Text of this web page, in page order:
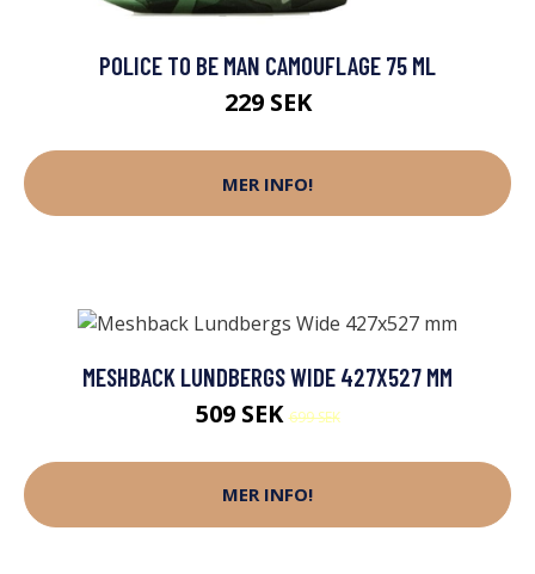
POLICE TO BE MAN CAMOUFLAGE 75 ML
229 SEK
MER INFO!
MESHBACK LUNDBERGS WIDE 427X527 MM
509 SEK699 SEK
MER INFO!